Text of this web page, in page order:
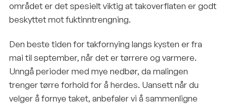
området er det spesielt viktig at takoverflaten er godt
beskyttet mot fuktinntrengning.
Den beste tiden for takfornying langs kysten er fra
mai til september, når det er tørrere og varmere.
Unngå perioder med mye nedbør, da malingen
trenger tørre forhold for å herdes. Uansett når du
velger å fornye taket, anbefaler vi å sammenligne